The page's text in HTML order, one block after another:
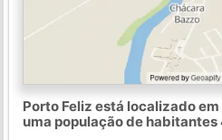
Porto Feliz está localizado
uma população de habitantes